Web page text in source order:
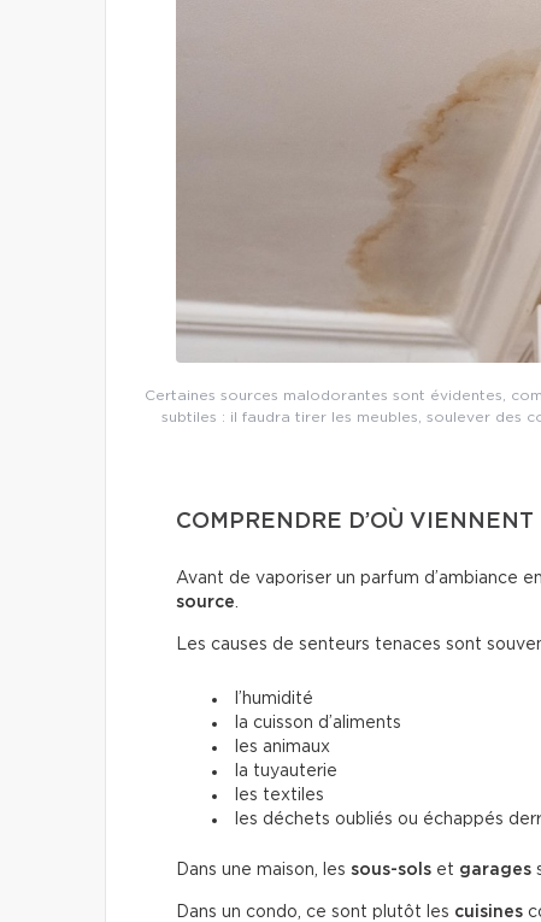
Certaines sources malodorantes sont évidentes,
subtiles : il faudra tirer les meubles, soulever des
COMPRENDRE D’OÙ
Avant de vaporiser un parfum d’ambiance
source.
Les causes de senteurs tenaces sont
l’humidité
la cuisson d’aliments
les animaux
la tuyauterie
les textiles
les déchets oubliés ou échappés
Dans une maison, les sous-sols et garages
Dans un condo, ce sont plutôt les cuisines